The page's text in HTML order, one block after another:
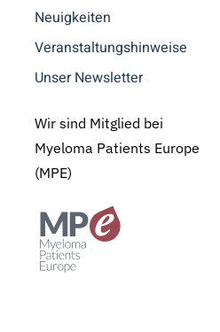
Neuigkeiten
Veranstaltungshinweise
Unser Newsletter
Wir sind Mitglied bei
Myeloma Patients Europe
(MPE)